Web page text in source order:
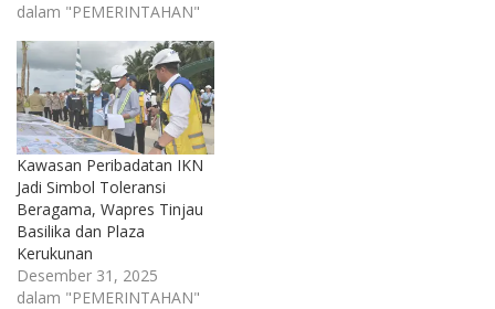
dalam "PEMERINTAHAN"
Kawasan Peribadatan IKN
Jadi Simbol Toleransi
Beragama, Wapres Tinjau
Basilika dan Plaza
Kerukunan
Desember 31, 2025
dalam "PEMERINTAHAN"